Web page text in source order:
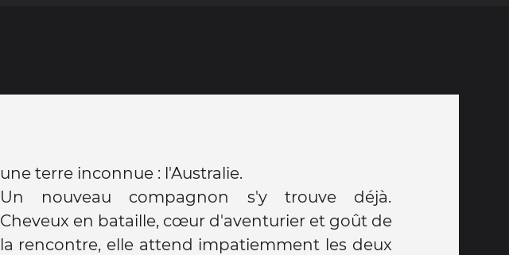
une terre inconnue : l'Australie.
Un nouveau compagnon s'y trouve déjà.
Cheveux en bataille, cœur d'aventurier et goût de
la rencontre, elle attend impatiemment les deux